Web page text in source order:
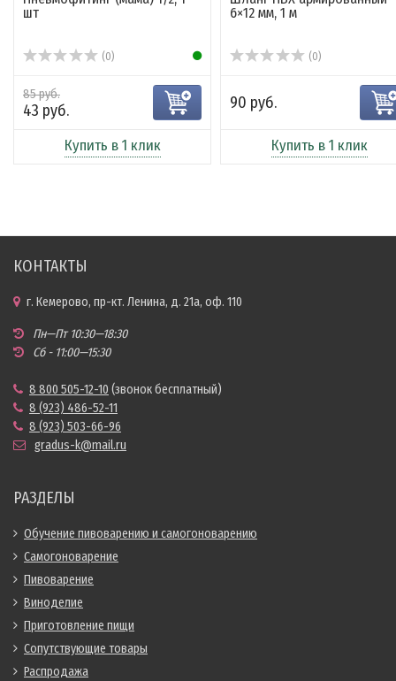
шт
(0)
85 руб.
43 руб.
Купить в 1 клик
6×12 мм, 1 м
(0)
90 руб.
Купить в 1 клик
КОНТАКТЫ
г. Кемерово, пр-кт. Ленина, д. 21а, оф. 110
Пн—Пт 10:30—18:30
Сб - 11:00—15:30
8 800 505-12-10 (звонок бесплатный)
8 (923) 486-52-11
8 (923) 503-66-96
gradus-k@mail.ru
РАЗДЕЛЫ
Обучение пивоварению и самогоноварению
Самогоноварение
Пивоварение
Виноделие
Приготовление пищи
Сопутствующие товары
Распродажа